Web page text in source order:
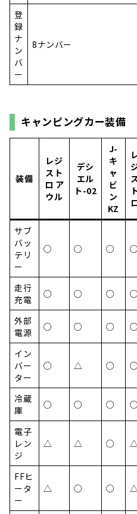
登
録
ナ
ン
バ
ー
8ナンバー
キャンピングカー装備
装備
レジ
スト
ロ ア
ウル
デシ
エル
ト-02
J-
キ
ャ
ビ
ン
KZ
サブ
バッ
テリ
ー
○ ○ ○ ○
走行
充電
○ ○ ○ ○
外部
電源
○ ○ ○ ○
イン
バー
ター
○ △ ○ ○
冷蔵
庫
○ ○ ○ ○
電子
レン
ジ
△ △ ○ △
FFヒ
ータ
ー
△ ○ ○ △